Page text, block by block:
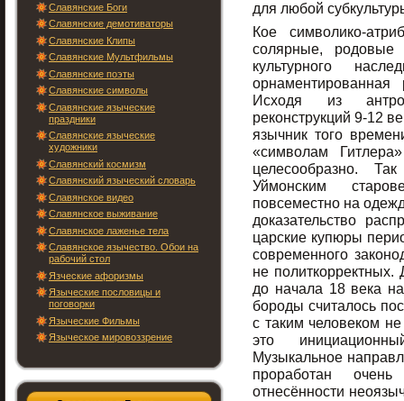
Славянские Боги
Славянские демотиваторы
Славянские Клипы
Славянские Мультфильмы
Славянские поэты
Славянские символы
Славянские языческие
праздники
Славянские языческие
художники
Славянский космизм
Славянский языческий словарь
Славянское видео
Славянское выживание
Славянское лаженье тела
Славянское язычество. Обои на
рабочий стол
Язческие афоризмы
Языческие пословицы и
поговорки
Языческие Фильмы
Языческое мировоззрение
для любой
Кое символико-
солярные,
культурного
Исходя из
реконструкций 9-12
язычник того
«символам
целесообразно.
Уймонским
повсеместно на
доказательство
царские купюры
современного
не
до начала 18 века
бороды считалось
с таким человеком
это
Музыкальное
проработан
отнесённости